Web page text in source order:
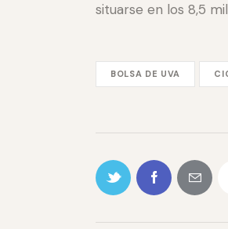
situarse en los 8,5
BOLSA DE UVA